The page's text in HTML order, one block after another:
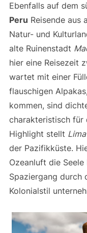
Ebenfalls auf dem
Peru Reisende aus
Natur- und
alte Ruinenstadt
hier eine Reisezeit
wartet mit einer
flauschigen
kommen, sind
charakteristisch für
Highlight stellt Lima
der Pazifikküste.
Ozeanluft die
Spaziergang durch
Kolonialstil